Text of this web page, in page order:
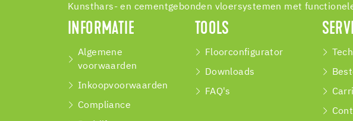
Kunsthars- en cementgebonden vloersystemen met
INFORMATIE
Algemene
voorwaarden
Inkoopvoorwaarden
Compliance
TOOLS
Floorconfigurator
Downloads
FAQ's